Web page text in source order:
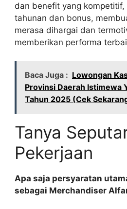
dan benefit yang kompetitif,
tahunan dan bonus,
merasa dihargai dan
memberikan performa
Baca Juga : Lowongan
Provinsi Daerah Istimewa
Tahun 2025 (Cek
Tanya
Pekerjaan
Apa saja persyaratan
sebagai Merchandiser